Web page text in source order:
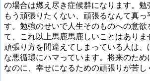
の場合は燃え尽き症候群になります。勉
もう頑張りたくない、頑張るなんて真
す。勉強のせいで人生そのものへの意欲
て、これ以上馬鹿馬鹿しいことはありま
頑張り方を間違えてしまっている人は、
な悪循環にハマっています。将来のた
なのに、幸せになるための頑張りが苦し